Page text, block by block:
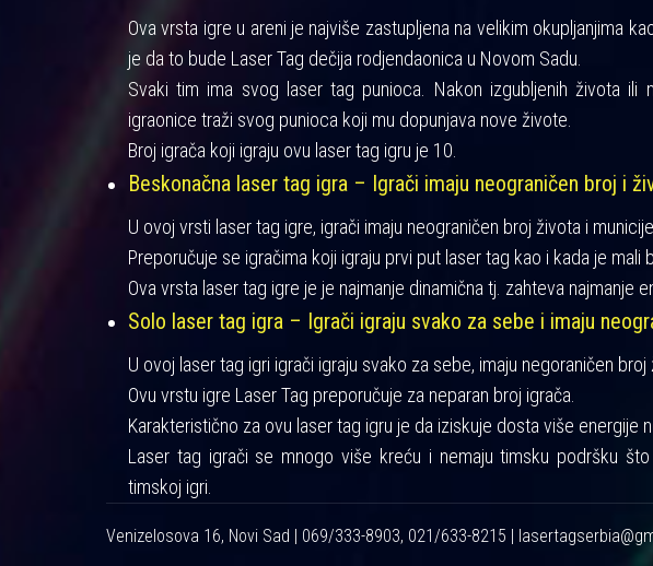
Ova vrsta igre u areni je najviše zastupljena na velikim okupljanjima
je da to bude Laser Tag dečija rodjendaonica u Novom Sadu.
Svaki tim ima svog laser tag punioca. Nakon izgubljenih života ili
igraonice traži svog punioca koji mu dopunjava nove živote.
Broj igrača koji igraju ovu laser tag igru je 10.
Beskonačna laser tag igra – Igrači imaju neograničen broj i
U ovoj vrsti laser tag igre, igrači imaju neograničen broj života i municije.
Preporučuje se igračima koji igraju prvi put laser tag kao i kada je mali
Ova vrsta laser tag igre je je najmanje dinamična tj. zahteva najmanje
Solo laser tag igra – Igrači igraju svako za sebe i imaju
U ovoj laser tag igri igrači igraju svako za sebe, imaju negoraničen broj
Ovu vrstu igre Laser Tag preporučuje za neparan broj igrača.
Karakteristično za ovu laser tag igru je da iziskuje dosta više energije
Laser tag igrači se mnogo više kreću i nemaju timsku podršku
timskoj igri.
Venizelosova 16, Novi Sad | 069/333-8903, 021/633-8215 |